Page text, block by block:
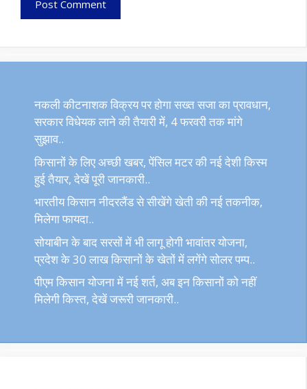
नकली कीटनाशक विक्रय पर होगा सख्त सजा का प्रावधान,
सरकार विधेयक लाने की तैयारी में, 4 फरवरी तक मांगे
सुझाव..
किसानों के लिए अच्छी खबर, पेंसिल मटर की नई देशी किस्म
हुई तैयार, देखें पूरी जानकारी..
भारतीय किसान नीदरलैंड से सीखेंगे खेती की नई तकनीक,
मिलेगा फायदा..
सोयाबीन के बाद सरसों में भी लागू होगी भावांतर योजना,
प्रदेश के 30 लाख किसानों के खेतों में लगेंगे सोलर पम्प..
पीएम किसान योजना में नई शर्त, अब इन किसानों को नहीं
मिलेगी किस्त, देखें जरूरी जानकारी..